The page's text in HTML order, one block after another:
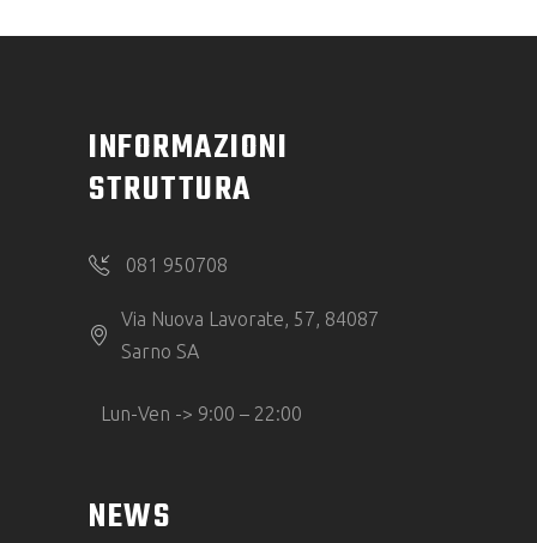
INFORMAZIONI
STRUTTURA
081 950708
Via Nuova Lavorate, 57, 84087
Sarno SA
Lun-Ven -> 9:00 – 22:00
NEWS